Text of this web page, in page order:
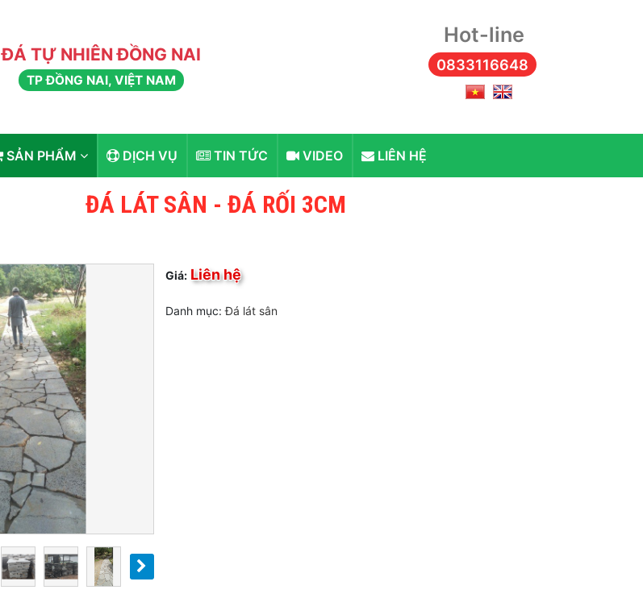
ĐÁ TỰ NHIÊN ĐỒNG NAI
TP ĐỒNG NAI, VIỆT NAM
Hot-line
0833116648
SẢN PHẨM DỊCH VỤ TIN TỨC VIDEO LIÊN HỆ
ĐÁ LÁT SÂN - ĐÁ RỐI 3CM
Giá: Liên hệ
Danh mục:Đá lát sân